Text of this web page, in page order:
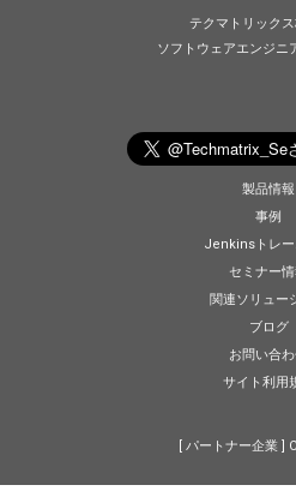
テクマトリック
ソフトウェアエンジニ
製品情報
事例
Jenkinsトレー
セミナー
関連ソリュー
ブログ
お問い合
サイト利用
[ パートナー企業 ]